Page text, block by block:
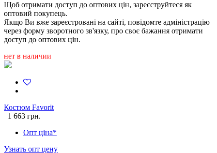
Щоб отримати доступ до оптових цін, зареєструйтеся як
оптовий покупець.
Якщо Ви вже зареєстровані на сайті, повідомте адміністрацію
через форму зворотного зв'язку, про своє бажання отримати
доступ до оптових цін.
нет в наличии
Костюм Favorit
1 663 грн.
Опт ціна*
Узнать опт цену